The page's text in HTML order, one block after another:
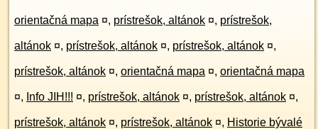
orientačná mapa ¤, prístrešok, altánok ¤, prístrešok,
altánok ¤, prístrešok, altánok ¤, prístrešok, altánok ¤,
prístrešok, altánok ¤, orientačná mapa ¤, orientačná mapa
¤, Info JIH!!! ¤, prístrešok, altánok ¤, prístrešok, altánok ¤,
prístrešok, altánok ¤, prístrešok, altánok ¤, Historie bývalé